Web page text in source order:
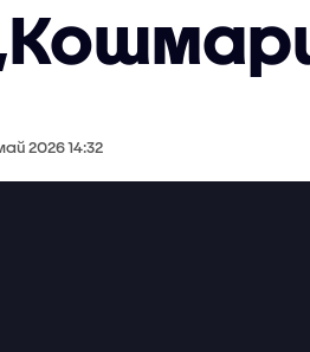
2026 14:32